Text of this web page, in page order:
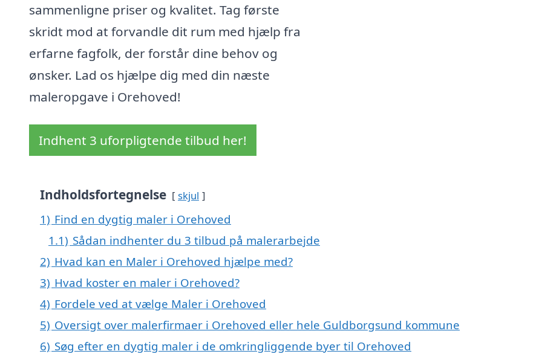
sammenligne priser og kvalitet. Tag første
skridt mod at forvandle dit rum med hjælp fra
erfarne fagfolk, der forstår dine behov og
ønsker. Lad os hjælpe dig med din næste
maleropgave i Orehoved!
Indhent 3 uforpligtende tilbud her!
Indholdsfortegnelse skjul
1) Find en dygtig maler i Orehoved
1.1) Sådan indhenter du 3 tilbud på malerarbejde
2) Hvad kan en Maler i Orehoved hjælpe med?
3) Hvad koster en maler i Orehoved?
4) Fordele ved at vælge Maler i Orehoved
5) Oversigt over malerfirmaer i Orehoved eller hele Guldborgsund kommune
6) Søg efter en dygtig maler i de omkringliggende byer til Orehoved